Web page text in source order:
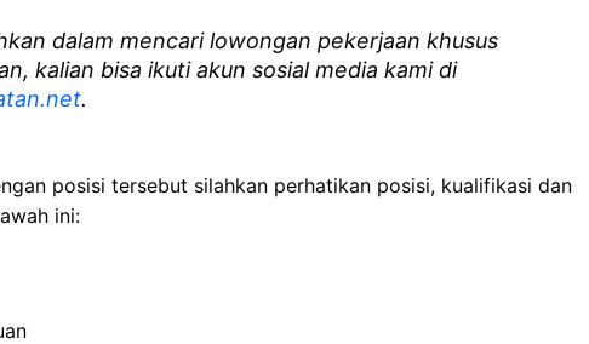
dalam mencari lowongan pekerjaan khusus
kalian bisa ikuti akun sosial media kami di
.
posisi tersebut silahkan perhatikan posisi, kualifikasi dan
ini: